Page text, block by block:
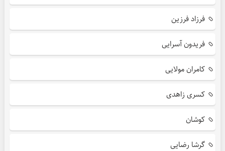
فرزاد فرزین
فریدون آسرایی
کامران مولایی
کسری زاهدی
کوشان
گرشا رضایی